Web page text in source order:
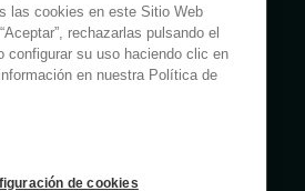
las cookies en este Sitio Web
rechazarlas pulsando el
configurar su uso haciendo clic en
en nuestra Política de
de cookies